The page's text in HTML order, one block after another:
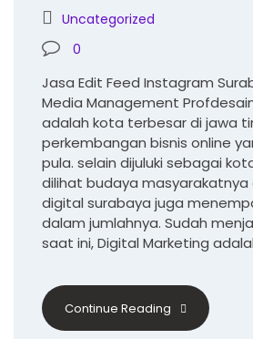
Uncategorized
0
Jasa Edit Feed Instagram
Media Management
adalah kota terbesar di jawa
perkembangan bisnis online
pula. selain dijuluki sebagai
dilihat budaya masyarakatnya
digital surabaya juga
dalam jumlahnya. Sudah
saat ini, Digital Marketing
Continue Reading